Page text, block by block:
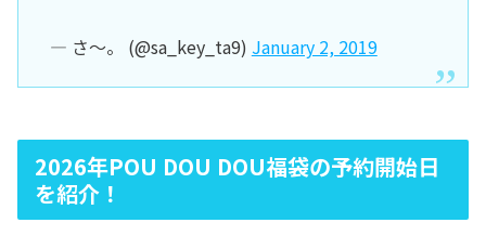
— さ〜。 (@sa_key_ta9) January 2, 2019
2026年POU DOU DOU福袋の予約開始日
を紹介！